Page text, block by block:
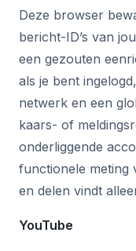
Deze browser
bericht-ID’s van
een gezouten
als je bent
netwerk en een
kaars- of
onderliggende
functionele meting
en delen vindt
YouTube